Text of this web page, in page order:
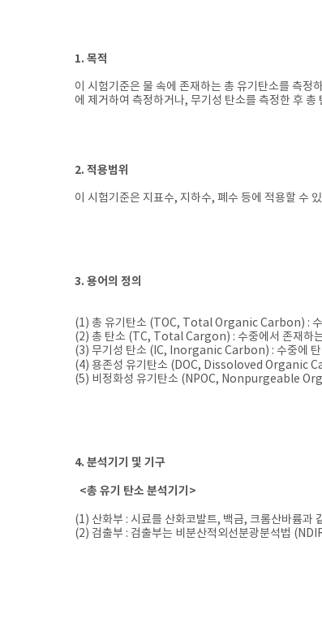
1. 목적
이 시험기준은 물 속에 존재하는 총 유기탄소를 측정
에 제거하여 측정하거나, 무기성 탄소를 측정한 후
2. 적용범위
이 시험기준은 지표수, 지하수, 폐수 등에 적용할 수
3. 용어의 정의
(1) 총 유기탄소 (TOC, Total Organic Carbon) : 수
(2) 총 탄소 (TC, Total Cargon) : 수중에서 존재하
(3) 무기성 탄소 (IC, Inorganic Carbon) : ​수중에 탄
(4) 용존성 유기탄소 (DOC, Dissoloved Organic
(5) 비정화성 유기탄소 (NPOC, Nonpurgeable
4. 분석기기 및 기구
<총 유기 탄소 분석기기>
(1) 산화부 : 시료를 산화코발트, 백금, 크롬산바륨과
(2) 검출부 : 검출부는 비분산적외선분광분석법